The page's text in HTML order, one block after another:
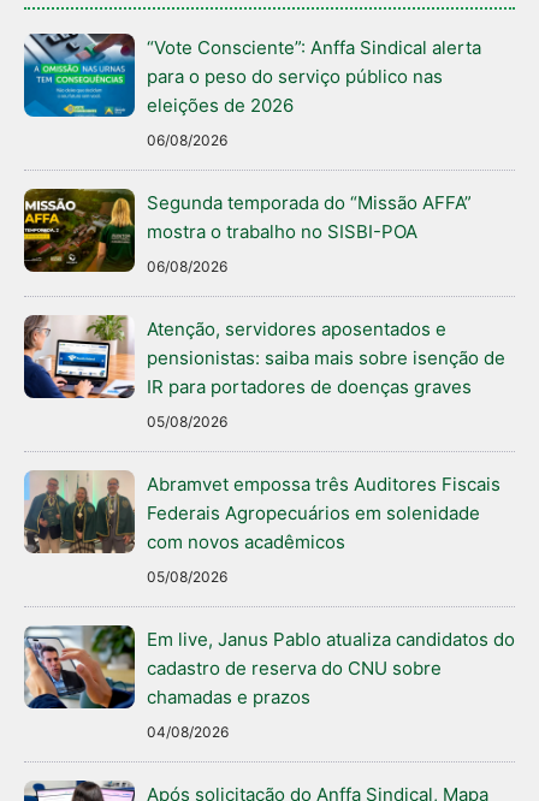
“Vote Consciente”: Anffa Sindical alerta
para o peso do serviço público nas
eleições de 2026
06/08/2026
Segunda temporada do “Missão AFFA”
mostra o trabalho no SISBI-POA
06/08/2026
Atenção, servidores aposentados e
pensionistas: saiba mais sobre isenção de
IR para portadores de doenças graves
05/08/2026
Abramvet empossa três Auditores Fiscais
Federais Agropecuários em solenidade
com novos acadêmicos
05/08/2026
Em live, Janus Pablo atualiza candidatos do
cadastro de reserva do CNU sobre
chamadas e prazos
04/08/2026
Após solicitação do Anffa Sindical, Mapa